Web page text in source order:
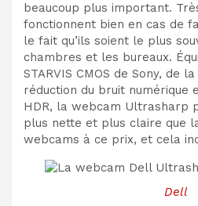
beaucoup plus important.
fonctionnent bien en cas de
le fait qu’ils soient le plus
chambres et les bureaux.
STARVIS CMOS de Sony, de
réduction du bruit numérique
HDR, la webcam Ultrasharp
plus nette et plus claire que
webcams à ce prix, et cela
Dell